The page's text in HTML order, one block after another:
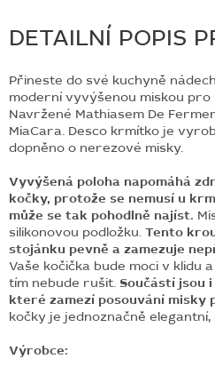
DETAILNÍ POPIS
Přineste do své kuchyně
moderní vyvýšenou miskou pro
Navržené Mathiasem De
MiaCara. Desco krmítko je
dopněno o nerezové misky.
Vyvýšená poloha napomáhá
kočky, protože se nemusí u
může se tak pohodlně najíst.
silikonovou podložku. Tento
stojánku pevně a zamezuje
Vaše kočička bude moci v klidu
tím nebude rušit. Součástí jsou
které zamezí posouvání misky
kočky je jednoznačně
Výrobce: